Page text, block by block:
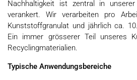
Nachhaltigkeit ist zentral in unserer
verankert. Wir verarbeiten pro
Kunststoffgranulat und jährlich ca.
Ein immer grösserer Teil unseres
Recyclingmaterialien.
Typische Anwendungsbereiche